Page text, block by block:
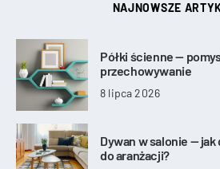
NAJNOWSZE
Półki ścienne —
przechowywanie
8 lipca 2026
Dywan w salonie —
do aranżacji?